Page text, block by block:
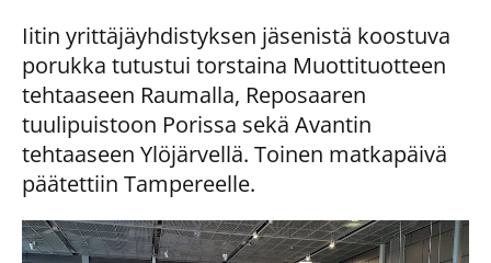
Iitin yrittäjäyhdistyksen jäsenistä koostuva
porukka tutustui torstaina Muottituotteen
tehtaaseen Raumalla, Reposaaren
tuulipuistoon Porissa sekä Avantin
tehtaaseen Ylöjärvellä. Toinen matkapäivä
päätettiin Tampereelle.